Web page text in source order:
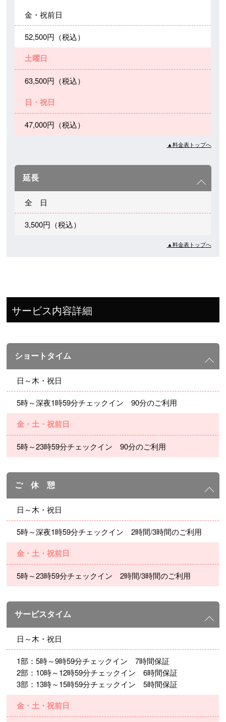
金・祝前日
52,500円（税込）
土曜日
63,500円（税込）
日・祝日
47,000円（税込）
▲料金表トップへ
延長
全 日
3,500円（税込）
▲料金表トップへ
サービス内容詳細
ショートタイム
日～木・祝日
5時～深夜1時59分チェックイン 90分のご利用
金・土・祝前日
5時～23時59分チェックイン 90分のご利用
ご 休 憩
日～木・祝日
5時～深夜1時59分チェックイン 2時間/3時間のご利用
金・土・祝前日
5時～23時59分チェックイン 2時間/3時間のご利用
サービスタイム
日～木・祝日
1部：5時～9時59分チェックイン 7時間保証
2部：10時～12時59分チェックイン 6時間保証
3部：13時～15時59分チェックイン 5時間保証
金・土・祝前日